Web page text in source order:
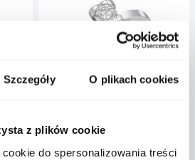
Szczegóły O plikach cookies
z plików cookie
do spersonalizowania treści